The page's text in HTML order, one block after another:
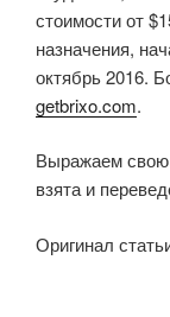
стоимости от
назначения,
октябрь 2016.
getbrixo.com.
Выражаем свою
взята и
Оригинал